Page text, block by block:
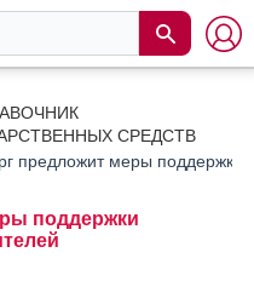
СРЕДСТВ
предложит меры поддержки
поддержки